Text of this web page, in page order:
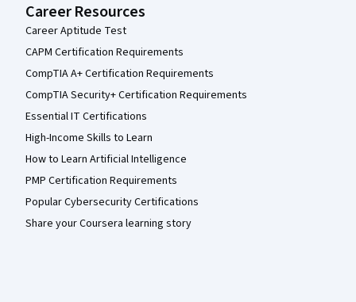
Career Resources
Career Aptitude Test
CAPM Certification Requirements
CompTIA A+ Certification Requirements
CompTIA Security+ Certification Requirements
Essential IT Certifications
High-Income Skills to Learn
How to Learn Artificial Intelligence
PMP Certification Requirements
Popular Cybersecurity Certifications
Share your Coursera learning story